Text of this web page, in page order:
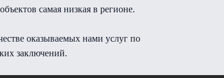
самая низкая в регионе.
оказываемых нами услуг по
заключений.